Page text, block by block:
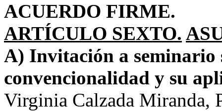
ACUERDO FIRME.
ARTÍCULO SEXTO.
A) Invitación a seminario
convencionalidad y su
Virginia Calzada Miranda,